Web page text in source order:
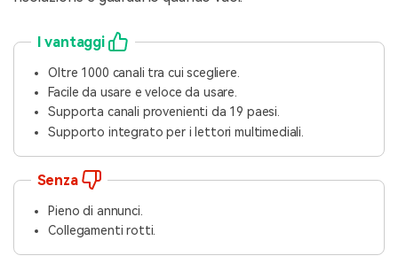
I vantaggi
Oltre 1000 canali tra cui scegliere.
Facile da usare e veloce da usare.
Supporta canali provenienti da 19 paesi.
Supporto integrato per i lettori multimediali.
Senza
Pieno di annunci.
Collegamenti rotti.